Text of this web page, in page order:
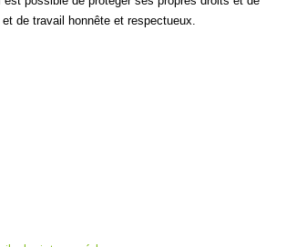
de travail honnête et respectueux.